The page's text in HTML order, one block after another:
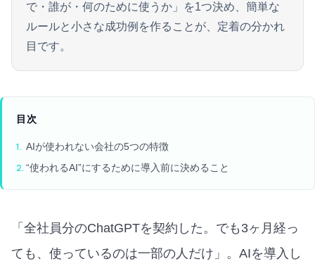
で・誰が・何のために使うか」を1つ決め、簡単な
ルールと小さな成功例を作ることが、定着の分かれ
目です。
目次
AIが使われない会社の5つの特徴
“使われるAI”にするために導入前に決めること
「全社員分のChatGPTを契約した。でも3ヶ月経っ
ても、使っているのは一部の人だけ」。AIを導入し